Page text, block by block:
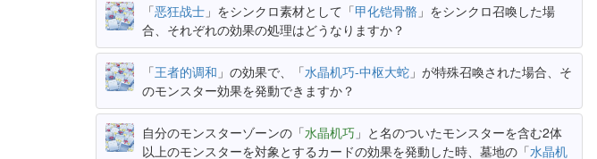
「恶狂战士 」をシンクロ素材として「甲化铠骨骼 」をシンクロ召喚した場
合、それぞれの効果の処理はどうなりますか？
「王者的调和 」の効果で、「水晶机巧-中枢大蛇 」が特殊召喚された場合、そ
のモンスター効果を発動できますか？
自分のモンスターゾーンの「水晶机巧 」と名のついたモンスターを含む2体
以上のモンスターを対象とするカードの効果を発動した時、墓地の「水晶机